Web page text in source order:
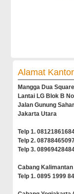
Alamat
Mangga Dua Square
Lantai LG Blok B
Jalan Gunung
Jakarta Utara
Telp 1.
Telp 2.
Telp 3.
Cabang
Telp 1. 0895 1999